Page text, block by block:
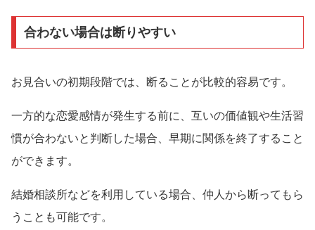
合わない場合は断りやすい
お見合いの初期段階では、断ることが比較的容易です。
一方的な恋愛感情が発生する前に、互いの価値観や生活習
慣が合わないと判断した場合、早期に関係を終了すること
ができます。
結婚相談所などを利用している場合、仲人から断ってもら
うことも可能です。